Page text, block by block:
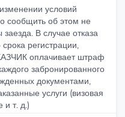
условий
сообщить об этом не
В случае отказа
регистрации,
оплачивает штраф
забронированного
документами,
услуги (визовая
и т. д.)